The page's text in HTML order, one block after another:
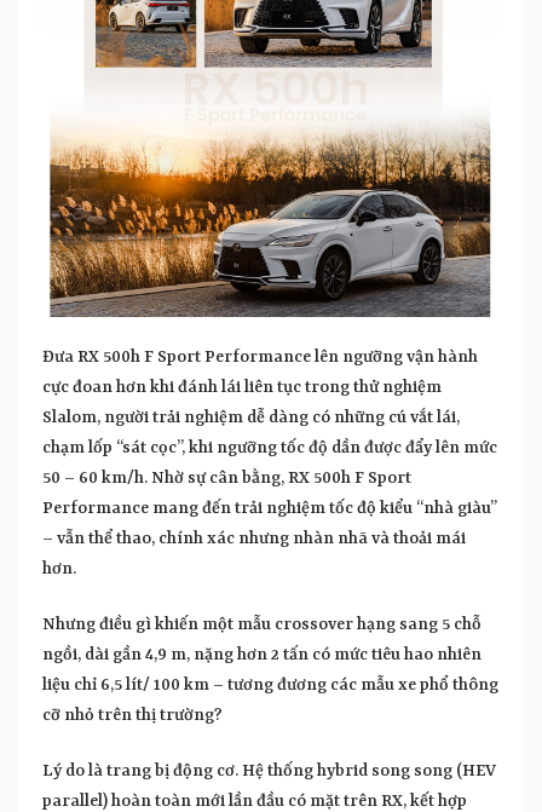
Đưa RX 500h F Sport Performance lên ngưỡng vận hành
cực đoan hơn khi đánh lái liên tục trong thử nghiệm
Slalom, người trải nghiệm dễ dàng có những cú vắt lái,
chạm lốp “sát cọc”, khi ngưỡng tốc độ dần được đẩy lên mức
50 – 60 km/h. Nhờ sự cân bằng, RX 500h F Sport
Performance mang đến trải nghiệm tốc độ kiểu “nhà giàu”
– vẫn thể thao, chính xác nhưng nhàn nhã và thoải mái
hơn.
Nhưng điều gì khiến một mẫu crossover hạng sang 5 chỗ
ngồi, dài gần 4,9 m, nặng hơn 2 tấn có mức tiêu hao nhiên
liệu chỉ 6,5 lít/ 100 km – tương đương các mẫu xe phổ thông
cỡ nhỏ trên thị trường?
Lý do là trang bị động cơ. Hệ thống hybrid song song (HEV
parallel) hoàn toàn mới lần đầu có mặt trên RX, kết hợp